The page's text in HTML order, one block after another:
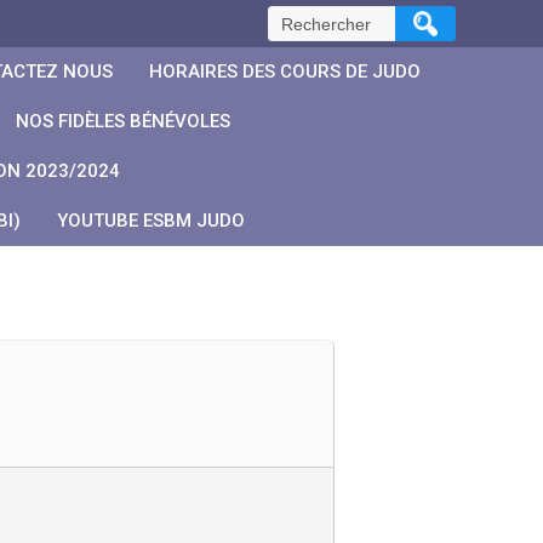
Rechercher :
NOUS HORAIRES DES COURS DE JUDO
NOS FIDÈLES BÉNÉVOLES
2023/2024
YOUTUBE ESBM JUDO